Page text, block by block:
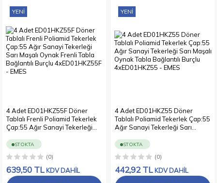
YENI
4 Adet ED01HKZ55F Döner
Tablalı Frenli Poliamid Tekerlek
Çap:55 Ağır Sanayi Tekerleği
Bağlantılı Burçlu 4xED01HKZ55F
STOKTA
(0)
639,50 TL KDV DAHİL
YENI
4 Adet ED01HKZ55 Döner
Tablalı Poliamid Tekerlek Çap:55
Ağır Sanayi Tekerleği Sarı
Burçlu 4xED01HKZ55
STOKTA
(0)
442,92TL KDV DAHİL